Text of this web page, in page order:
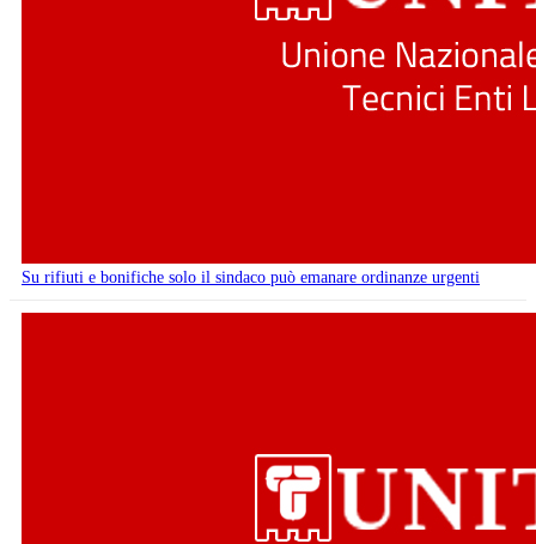
Su rifiuti e bonifiche solo il sindaco può emanare ordinanze urgenti